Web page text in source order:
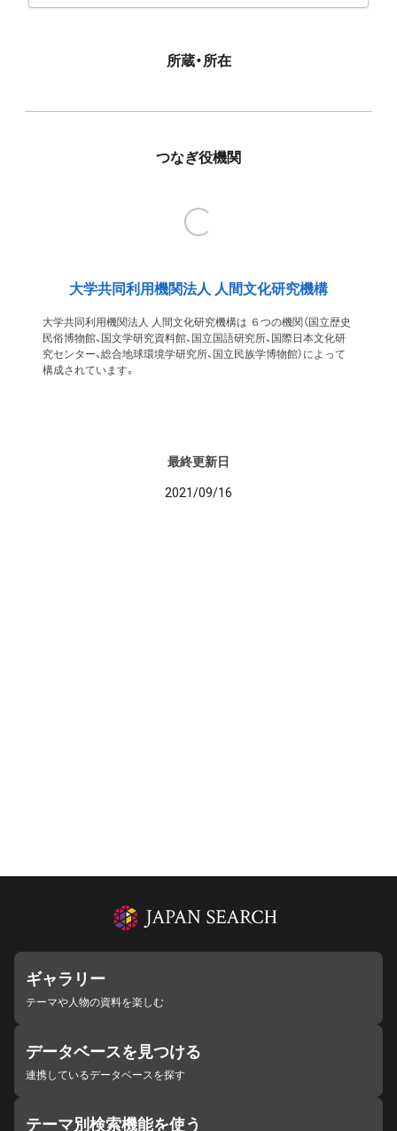
所蔵・所在
つなぎ役機関
大学共同利用機関法人 人間文化研究機構
大学共同利用機関法人 人間文化研究機構は ６つの機関（国立歴史
民俗博物館、国文学研究資料館、国立国語研究所、国際日本文化研
究センター、総合地球環境学研究所、国立民族学博物館）によって
構成されています。
最終更新日
2021/09/16
ギャラリー
テーマや人物の資料を楽しむ
データベースを見つける
連携しているデータベースを探す
テーマ別検索機能を使う